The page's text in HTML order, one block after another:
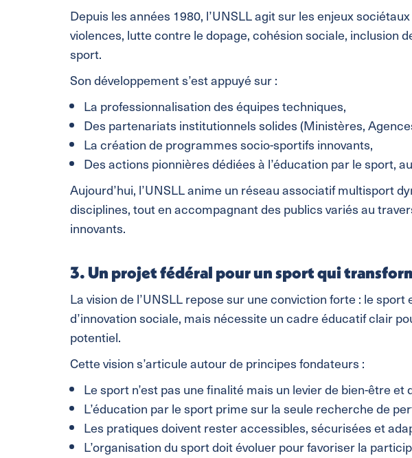
Depuis les années 1980, l’UNSLL agit sur les enjeux
violences, lutte contre le dopage, cohésion sociale, inclusion
sport.
Son développement s’est appuyé sur :
La professionnalisation des équipes techniques,
Des partenariats institutionnels solides (Ministères,
La création de programmes socio-sportifs innovants,
Des actions pionnières dédiées à l’éducation par le sport,
Aujourd’hui, l’UNSLL anime un réseau associatif multisport
disciplines, tout en accompagnant des publics variés au
innovants.
3. Un projet fédéral pour un sport qui
La vision de l’UNSLL repose sur une conviction forte : le
d’innovation sociale, mais nécessite un cadre éducatif clair
potentiel.
Cette vision s’articule autour de principes fondateurs :
Le sport n’est pas une finalité mais un levier de bien-être et
L’éducation par le sport prime sur la seule recherche de
Les pratiques doivent rester accessibles, sécurisées et
L’organisation du sport doit évoluer pour favoriser la